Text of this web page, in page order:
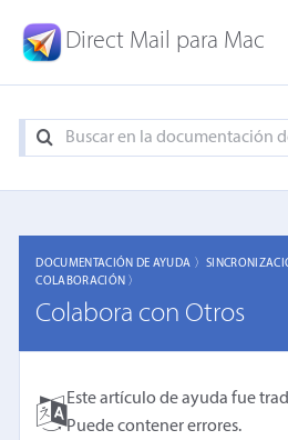
Direct Mail para Mac
DOCUMENTACIÓN DE AYUDA 〉
COLABORACIÓN 〉
Colabora con Otros
Este artículo de ayuda fue
Puede contener errores.